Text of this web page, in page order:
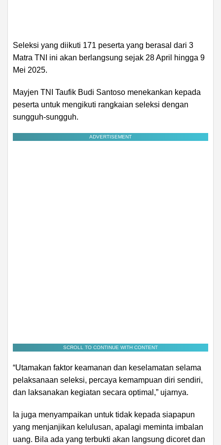
Seleksi yang diikuti 171 peserta yang berasal dari 3
Matra TNI ini akan berlangsung sejak 28 April hingga 9
Mei 2025.
Mayjen TNI Taufik Budi Santoso menekankan kepada
peserta untuk mengikuti rangkaian seleksi dengan
sungguh-sungguh.
ADVERTISEMENT
SCROLL TO CONTINUE WITH CONTENT
“Utamakan faktor keamanan dan keselamatan selama
pelaksanaan seleksi, percaya kemampuan diri sendiri,
dan laksanakan kegiatan secara optimal,” ujarnya.
Ia juga menyampaikan untuk tidak kepada siapapun
yang menjanjikan kelulusan, apalagi meminta imbalan
uang. Bila ada yang terbukti akan langsung dicoret dan